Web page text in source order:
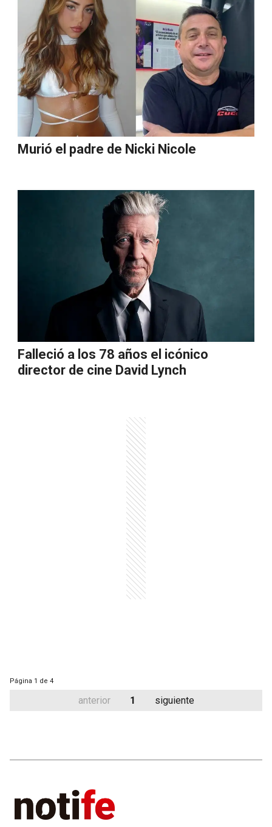
Murió el padre de Nicki Nicole
Falleció a los 78 años el icónico
director de cine David Lynch
Página 1 de 4
anterior 1 siguiente